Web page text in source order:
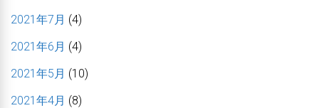
2021年7月 (4)
2021年6月 (4)
2021年5月 (10)
2021年4月 (8)